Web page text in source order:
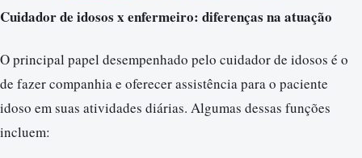
Cuidador de idosos x enfermeiro: diferenças na atuação
O principal papel desempenhado pelo cuidador de idosos é o
de fazer companhia e oferecer assistência para o paciente
idoso em suas atividades diárias. Algumas dessas funções
incluem: